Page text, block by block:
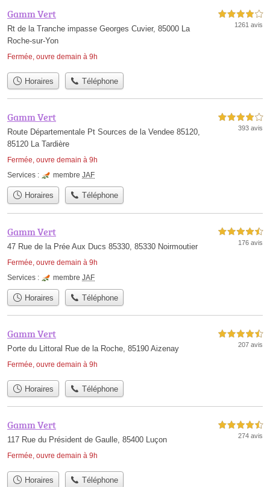
Gamm Vert
Rt de la Tranche impasse Georges Cuvier, 85000 La
Roche-sur-Yon
Fermée, ouvre demain à 9h
4,0 étoiles sur 5
1261 avis
Horaires Téléphone
Gamm Vert
Route Départementale Pt Sources de la Vendee 85120,
85120 La Tardière
Fermée, ouvre demain à 9h
4,0 étoiles sur 5
393 avis
Services : membre JAF
Horaires Téléphone
Gamm Vert
47 Rue de la Prée Aux Ducs 85330, 85330 Noirmoutier
Fermée, ouvre demain à 9h
4,5 étoiles sur 5
176 avis
Services : membre JAF
Horaires Téléphone
Gamm Vert
Porte du Littoral Rue de la Roche, 85190 Aizenay
Fermée, ouvre demain à 9h
4,5 étoiles sur 5
207 avis
Horaires Téléphone
Gamm Vert
117 Rue du Président de Gaulle, 85400 Luçon
Fermée, ouvre demain à 9h
4,5 étoiles sur 5
274 avis
Horaires Téléphone